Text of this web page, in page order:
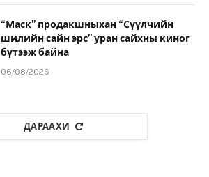
“Маск” продакшныхан “Сүүлчийн
шилийн сайн эрс” уран сайхны киног
бүтээж байна
06/08/2026
ДАРААХИ